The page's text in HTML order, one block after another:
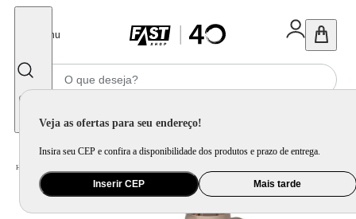
Menu
Veja as ofertas para seu endereço!
Insira seu CEP e confira a disponibilidade dos produtos e prazo de entrega.
Inserir CEP Mais tarde
Home